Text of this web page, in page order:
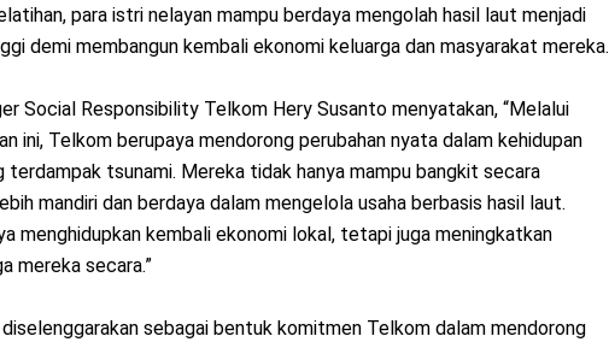
para istri nelayan mampu berdaya mengolah hasil laut menjadi
demi membangun kembali ekonomi keluarga dan masyarakat mereka.
Social Responsibility Telkom Hery Susanto menyatakan, “Melalui
ini, Telkom berupaya mendorong perubahan nyata dalam kehidupan
terdampak tsunami. Mereka tidak hanya mampu bangkit secara
mandiri dan berdaya dalam mengelola usaha berbasis hasil laut.
menghidupkan kembali ekonomi lokal, tetapi juga meningkatkan
mereka secara.”
sebagai bentuk komitmen Telkom dalam mendorong